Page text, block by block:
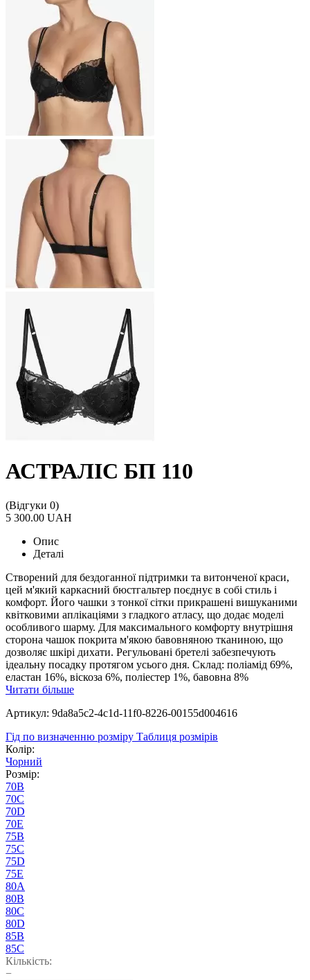
АСТРАЛІС БП 110
(Відгуки 0)
5 300.00 UAH
Опис
Деталі
Створений для бездоганної підтримки та витонченої краси,
цей м'який каркасний бюстгальтер поєднує в собі стиль і
комфорт. Його чашки з тонкої сітки прикрашені вишуканими
квітковими аплікаціями з гладкого атласу, що додає моделі
особливого шарму. Для максимального комфорту внутрішня
сторона чашок покрита м'якою бавовняною тканиною, що
дозволяє шкірі дихати. Регульовані бретелі забезпечують
ідеальну посадку протягом усього дня. Склад: поліамід 69%,
еластан 16%, віскоза 6%, поліестер 1%, бавовна 8%
Читати більше
Артикул: 9da8a5c2-4c1d-11f0-8226-00155d004616
Гід по визначенню розміру Таблиця розмірів
Колір:
Чорний
Розмір:
70B
70C
70D
70E
75B
75C
75D
75E
80A
80B
80C
80D
85B
85C
Кількість:
−